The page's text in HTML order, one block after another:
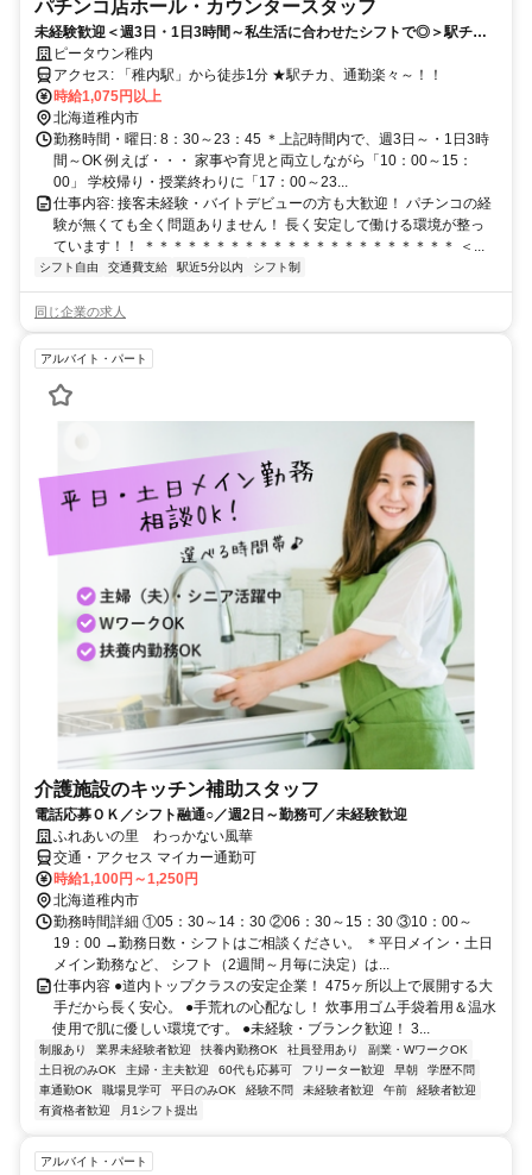
パチンコ店ホール・カウンタースタッフ
未経験歓迎＜週3日・1日3時間～私生活に合わせたシフトで◎＞駅チ
カ！マイカー通勤OK！
ピータウン稚内
アクセス: 「稚内駅」から徒歩1分 ★駅チカ、通勤楽々～！！
時給1,075円以上
北海道稚内市
勤務時間・曜日: 8：30～23：45 ＊上記時間内で、週3日～・1日3時
間～OK 例えば・・・ 家事や育児と両立しながら「10：00～15：
00」 学校帰り・授業終わりに「17：00～23...
仕事内容: 接客未経験・バイトデビューの方も大歓迎！ パチンコの経
験が無くても全く問題ありません！ 長く安定して働ける環境が整っ
ています！！ ＊＊＊＊＊＊＊＊＊＊＊＊＊＊＊＊＊＊＊＊＊＊ ＜...
シフト自由 交通費支給 駅近5分以内 シフト制
同じ企業の求人
アルバイト・パート
介護施設のキッチン補助スタッフ
電話応募ＯＫ／シフト融通○／週2日～勤務可／未経験歓迎
ふれあいの里 わっかない風華
交通・アクセス マイカー通勤可
時給1,100円～1,250円
北海道稚内市
勤務時間詳細 ①05：30～14：30 ②06：30～15：30 ③10：00～
19：00 →勤務日数・シフトはご相談ください。 ＊平日メイン・土日
メイン勤務など、 シフト（2週間～月毎に決定）は...
仕事内容 ●道内トップクラスの安定企業！ 475ヶ所以上で展開する大
手だから長く安心。 ●手荒れの心配なし！ 炊事用ゴム手袋着用＆温水
使用で肌に優しい環境です。 ●未経験・ブランク歓迎！ 3...
制服あり 業界未経験者歓迎 扶養内勤務OK 社員登用あり
副業・WワークOK
土日祝のみOK
主婦・主夫歓迎 60代も応募可 フリーター歓迎 早朝
学歴不問
車通勤OK
職場見学可 平日のみOK 経験不問 未経験者歓迎 午前
経験者歓迎
有資格者歓迎
月1シフト提出
アルバイト・パート